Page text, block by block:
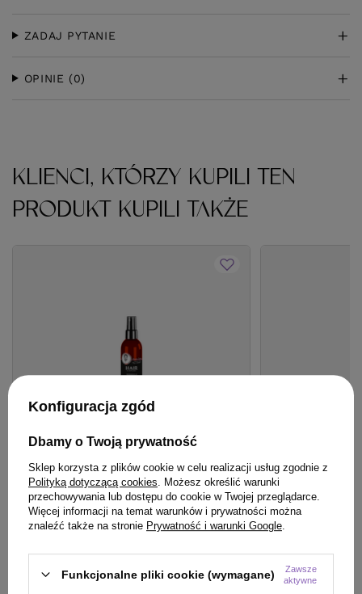
ZADAJ PYTANIE
OPINIE (0)
KLIENCI, KTÓRZY KUPILI TEN
PRODUKT KUPILI TAKŻE
BESTSELLER
Spray Hair Expert 8 w 1 regeneracja z
keratyną roślinną do włosów 140 ml
(17,85 zł / 100ml)
24.99pkt punktów
BESTSELLER
Woda Montibello
Vol.7,5% 60ml
(34,83 zł / 100ml)
20.9pktpunktów
Konfiguracja zgód
Dbamy o Twoją prywatność
Sklep korzysta z plików cookie w celu realizacji usług zgodnie z
Polityką dotyczącą cookies . Możesz określić warunki
przechowywania lub dostępu do cookie w Twojej przeglądarce.
Więcej informacji na temat warunków i prywatności można
znaleźć także na stronie Prywatność i warunki Google
Funkcjonalne pliki cookie (wymagane)
Zawsze
aktywne